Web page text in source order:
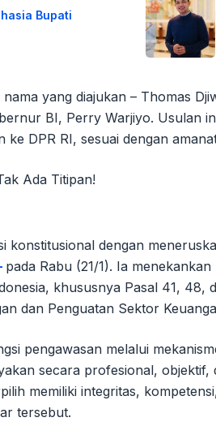
Bupati
yang diajukan – Thomas
BI, Perry Warjiyo. Usulan
DPR RI, sesuai dengan
konstitusional dengan
pada Rabu (21/1). Ia
khususnya Pasal 41,
dan Penguatan Sektor
pengawasan melalui
secara profesional,
memiliki integritas,
tersebut.